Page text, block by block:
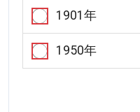
1901年
1950年